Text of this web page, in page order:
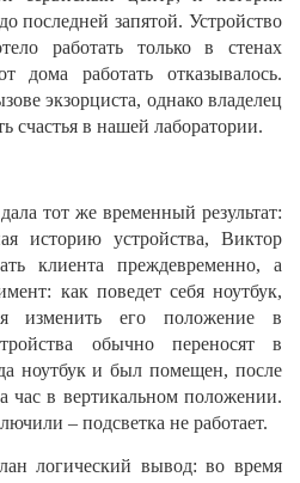
последней запятой. Устройство
работать только в стенах
дома работать отказывалось.
экзорциста, однако владелец
счастья в нашей лаборатории.
тот же временный результат:
историю устройства, Виктор
клиента преждевременно, а
как поведет себя ноутбук,
изменить его положение в
обычно переносят в
ноутбук и был помещен, после
час в вертикальном положении.
– подсветка не работает.
логический вывод: во время